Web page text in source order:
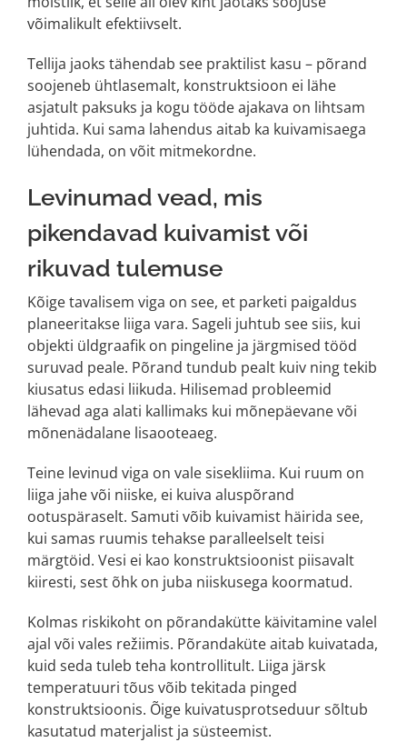
võimalikult efektiivselt.
Tellija jaoks tähendab see praktilist kasu – põrand
soojeneb ühtlasemalt, konstruktsioon ei lähe
asjatult paksuks ja kogu tööde ajakava on lihtsam
juhtida. Kui sama lahendus aitab ka kuivamisaega
lühendada, on võit mitmekordne.
Levinumad vead, mis
pikendavad kuivamist või
rikuvad tulemuse
Kõige tavalisem viga on see, et parketi paigaldus
planeeritakse liiga vara. Sageli juhtub see siis, kui
objekti üldgraafik on pingeline ja järgmised tööd
suruvad peale. Põrand tundub pealt kuiv ning tekib
kiusatus edasi liikuda. Hilisemad probleemid
lähevad aga alati kallimaks kui mõnepäevane või
mõnenädalane lisaooteaeg.
Teine levinud viga on vale sisekliima. Kui ruum on
liiga jahe või niiske, ei kuiva aluspõrand
ootuspäraselt. Samuti võib kuivamist häirida see,
kui samas ruumis tehakse paralleelselt teisi
märgtöid. Vesi ei kao konstruktsioonist piisavalt
kiiresti, sest õhk on juba niiskusega koormatud.
Kolmas riskikoht on põrandakütte käivitamine valel
ajal või vales režiimis. Põrandaküte aitab kuivatada,
kuid seda tuleb teha kontrollitult. Liiga järsk
temperatuuri tõus võib tekitada pinged
konstruktsioonis. Õige kuivatusprotseduur sõltub
kasutatud materjalist ja süsteemist.